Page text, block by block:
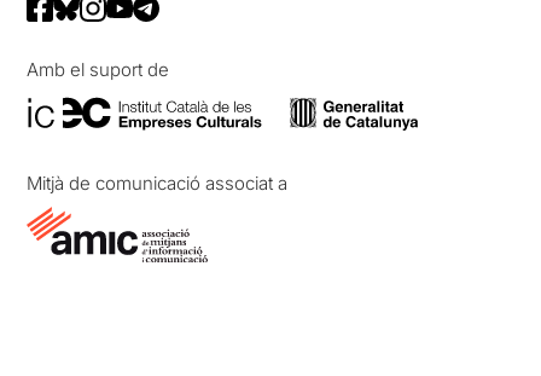
Amb el suport de
Mitjà de comunicació associat a